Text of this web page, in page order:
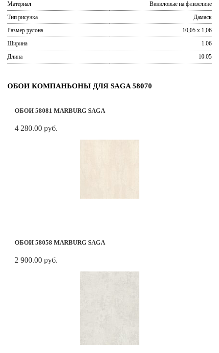
Материал
Виниловые на флизелине
Тип рисунка
Дамаск
Размер рулона
10,05 x 1,06
Ширина
1.06
Длина
10.05
ОБОИ КОМПАНЬОНЫ ДЛЯ SAGA 58070
ОБОИ 58081 MARBURG SAGA
4 280.00 руб.
ОБОИ 58058 MARBURG SAGA
2 900.00 руб.